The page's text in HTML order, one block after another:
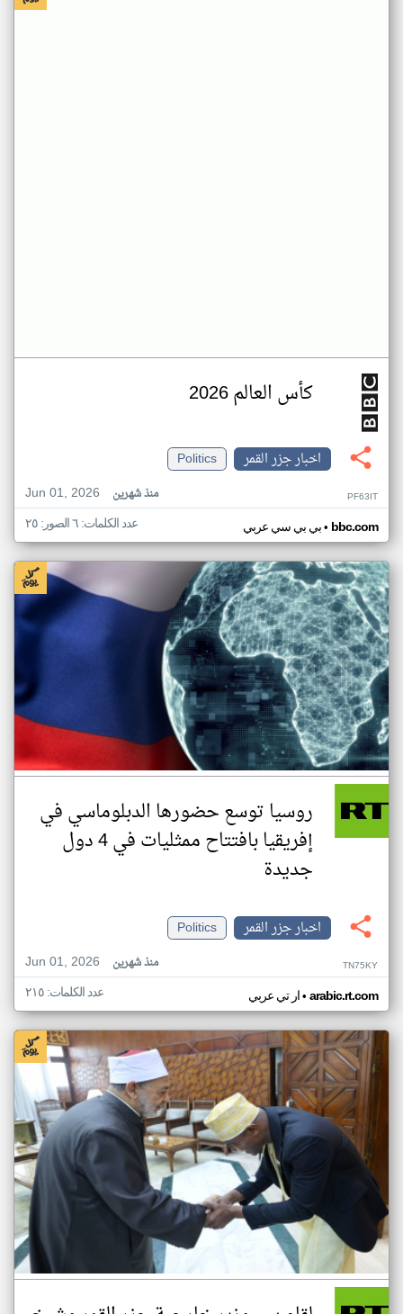
كأس العالم 2026
اخبار جزر القمر
Politics
Jun 01, 2026
منذ شهرين PF63IT
بي بي سي عربي• bbc.com عدد الكلمات: ٦ الصور: ٢٥
روسيا توسع حضورها الدبلوماسي في
إفريقيا بافتتاح ممثليات في 4 دول
جديدة
اخبار جزر القمر
Politics
Jun 01, 2026
منذ شهرين TN75KY
ار تي عربي• arabic.rt.com عدد الكلمات: ٢١٥